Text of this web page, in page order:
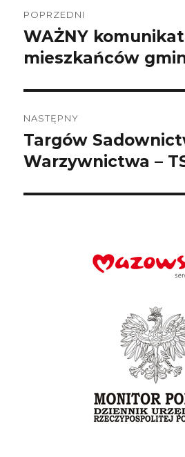
wpisu
POPRZEDNI
Poprzedni
wpis:
WAŻNY
mieszkańców
NASTĘPNY
Następny
wpis:
Targów
Warzywnictwa –